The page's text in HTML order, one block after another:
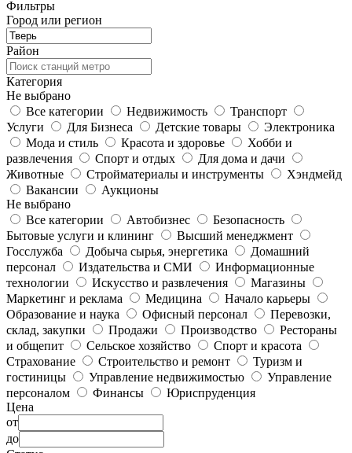
Фильтры
Город или регион
Район
Категория
Не выбрано
Все категории
Недвижимость
Транспорт
Услуги
Для Бизнеса Детские товары
Электроника
Мода и стиль
Красота и здоровье
Хобби и
развлечения
Спорт и отдых
Для дома и дачи
Животные
Стройматериалы и инструменты
Хэндмейд
Вакансии
Аукционы
Не выбрано
Все категории
Автобизнес
Безопасность
Бытовые услуги и клининг
Высший менеджмент
Госслужба
Добыча сырья, энергетика
Домашний
персонал
Издательства и СМИ
Информационные
технологии
Искусство и развлечения
Магазины
Маркетинг и реклама
Медицина
Начало карьеры
Образование и наука
Офисный персонал
Перевозки,
склад, закупки
Продажи Производство
Рестораны
и общепит
Сельское хозяйство
Спорт и красота
Страхование
Строительство и ремонт
Туризм и
гостиницы
Управление недвижимостью
Управление
персоналом
Финансы
Юриспруденция
Цена
от
до